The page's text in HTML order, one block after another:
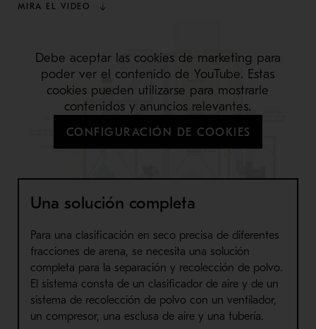
Una solución completa
Para una clasificación en seco precisa de diferentes
fracciones de arena, se necesita una solución
completa para la separación y recolección de polvo.
El sistema consta de un clasificador de aire y de un
sistema de recolección de polvo con un ventilador,
un compresor, una esclusa de aire y una tubería.
MIRA EL VIDEO
Debe aceptar las cookies de marketing para
poder ver el contenido de YouTube. Estas
cookies pueden utilizarse para mostrarle
contenidos y anuncios relevantes.
CONFIGURACIÓN DE COOKIES